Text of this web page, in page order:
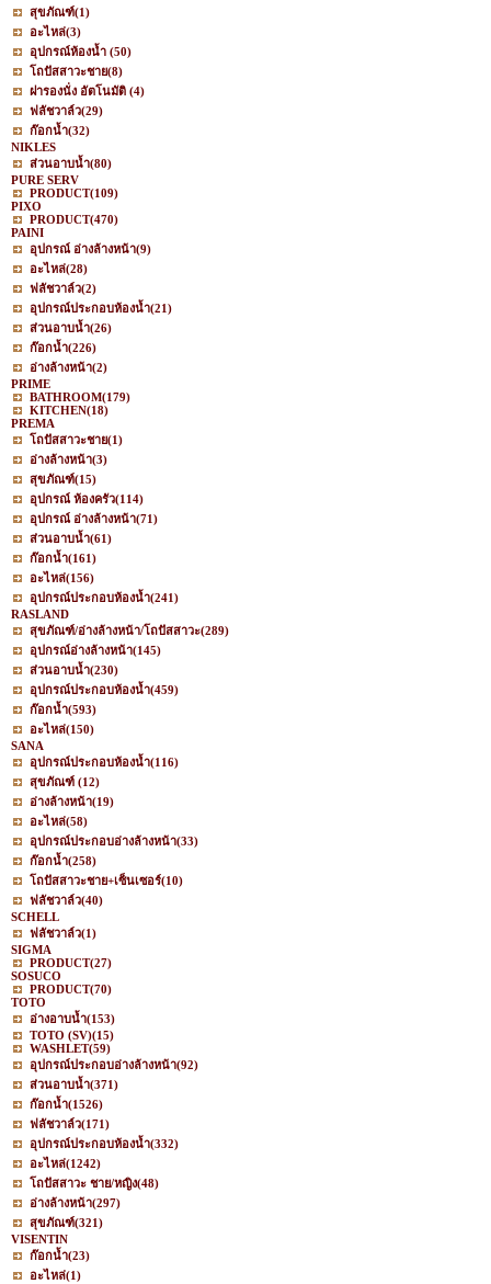
สุขภัณฑ์(1)
อะไหล่(3)
อุปกรณ์ห้องน้ำ (50)
โถปัสสาวะชาย(8)
ฝารองนั่ง อัตโนมัติ (4)
ฟลัชวาล์ว(29)
ก๊อกน้ำ(32)
NIKLES
ส่วนอาบน้ำ(80)
PURE SERV
PRODUCT(109)
PIXO
PRODUCT(470)
PAINI
อุปกรณ์ อ่างล้างหน้า(9)
อะไหล่(28)
ฟลัชวาล์ว(2)
อุปกรณ์ประกอบห้องน้ำ(21)
ส่วนอาบน้ำ(26)
ก๊อกน้ำ(226)
อ่างล้างหน้า(2)
PRIME
BATHROOM(179)
KITCHEN(18)
PREMA
โถปัสสาวะชาย(1)
อ่างล้างหน้า(3)
สุขภัณฑ์(15)
อุปกรณ์ ห้องครัว(114)
อุปกรณ์ อ่างล้างหน้า(71)
ส่วนอาบน้ำ(61)
ก๊อกน้ำ(161)
อะไหล่(156)
อุปกรณ์ประกอบห้องน้ำ(241)
RASLAND
สุขภัณฑ์/อ่างล้างหน้า/โถปัสสาวะ(289)
อุปกรณ์อ่างล้างหน้า(145)
ส่วนอาบน้ำ(230)
อุปกรณ์ประกอบห้องน้ำ(459)
ก๊อกน้ำ(593)
อะไหล่(150)
SANA
อุปกรณ์ประกอบห้องน้ำ(116)
สุขภัณฑ์ (12)
อ่างล้างหน้า(19)
อะไหล่(58)
อุปกรณ์ประกอบอ่างล้างหน้า(33)
ก๊อกน้ำ(258)
โถปัสสาวะชาย+เซ็นเซอร์(10)
ฟลัชวาล์ว(40)
SCHELL
ฟลัชวาล์ว(1)
SIGMA
PRODUCT(27)
SOSUCO
PRODUCT(70)
TOTO
อ่างอาบน้ำ(153)
TOTO (SV)(15)
WASHLET(59)
อุปกรณ์ประกอบอ่างล้างหน้า(92)
ส่วนอาบน้ำ(371)
ก๊อกน้ำ(1526)
ฟลัชวาล์ว(171)
อุปกรณ์ประกอบห้องน้ำ(332)
อะไหล่(1242)
โถปัสสาวะ ชาย/หญิง(48)
อ่างล้างหน้า(297)
สุขภัณฑ์(321)
VISENTIN
ก๊อกน้ำ(23)
อะไหล่(1)